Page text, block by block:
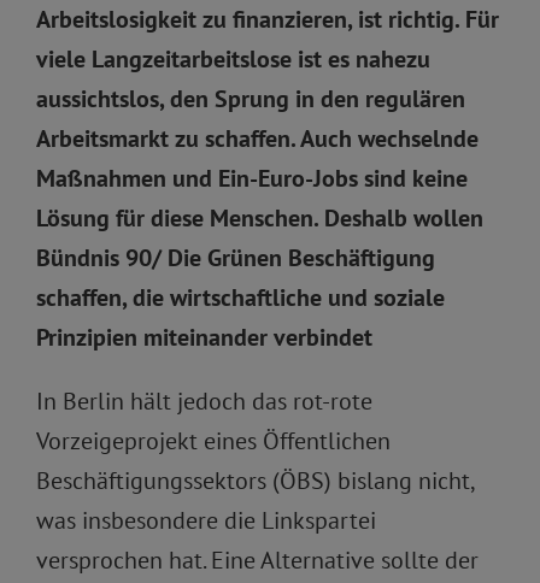
Arbeitslosigkeit zu finanzieren, ist richtig. Für
viele Langzeitarbeitslose ist es nahezu
aussichtslos, den Sprung in den regulären
Arbeitsmarkt zu schaffen. Auch wechselnde
Maßnahmen und Ein-Euro-Jobs sind keine
Lösung für diese Menschen. Deshalb wollen
Bündnis 90/ Die Grünen Beschäftigung
schaffen, die wirtschaftliche und soziale
Prinzipien miteinander verbindet
In Berlin hält jedoch das rot-rote
Vorzeigeprojekt eines Öffentlichen
Beschäftigungssektors (ÖBS) bislang nicht,
was insbesondere die Linkspartei
versprochen hat. Eine Alternative sollte der